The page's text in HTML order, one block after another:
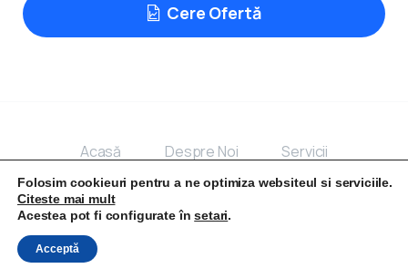
Cere Ofertă
Acasă Despre Noi
Servicii
Portofoliu
Contact Blog
Folosim cookieuri pentru a ne optimiza websiteul si serviciile.
Citeste mai mult
Acestea pot fi configurate însetari.
Acceptă